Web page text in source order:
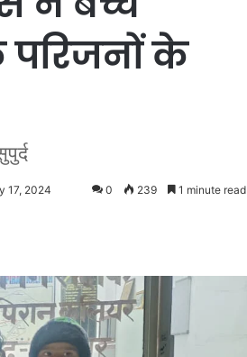
के
17, 2024 0 239 1 minute read